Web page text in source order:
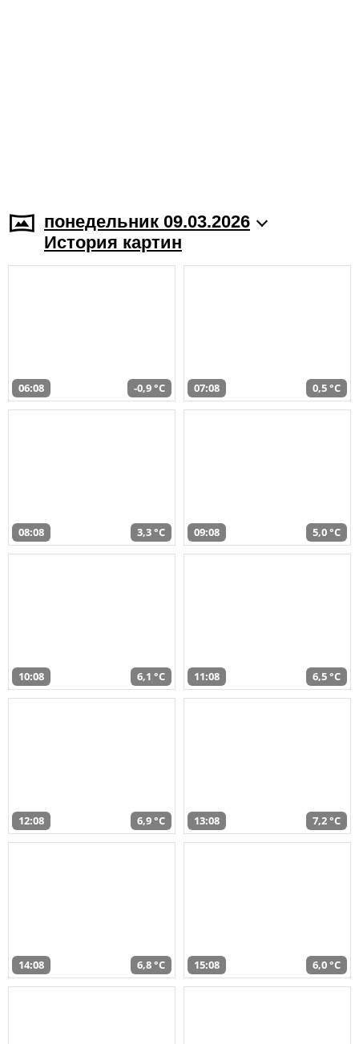
понедельник 09.03.2026
История картин
06:08 -0,9 °C 07:08 0,5 °C
08:08 3,3 °C 09:08 5,0 °C
10:08 6,1 °C 11:08 6,5 °C
12:08 6,9 °C 13:08 7,2 °C
14:08 6,8 °C 15:08 6,0 °C